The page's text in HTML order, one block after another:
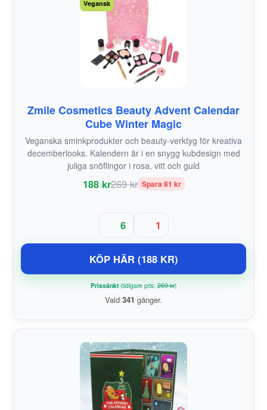
Vegansk
Zmile Cosmetics Beauty Advent Calendar
Cube Winter Magic
Veganska sminkprodukter och beauty-verktyg för kreativa
decemberlooks. Kalendern är i en snygg kubdesign med
juliga snöflingor i rosa, vitt och guld
188 kr269 kr Spara 81 kr
6 1
KÖP HÄR (188 KR)
Prissänkt(tidigare pris: 269 kr)
Vald 341 gånger.